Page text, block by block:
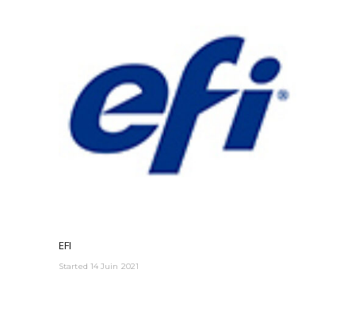
EFI
Started 14 Juin 2021